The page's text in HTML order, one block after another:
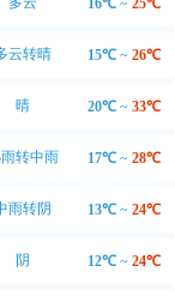
16℃~ 25℃
云转晴 15℃~ 26℃
晴 20℃~ 33℃
转中雨 17℃~ 28℃
雨转阴 13℃~ 24℃
阴 12℃~ 24℃